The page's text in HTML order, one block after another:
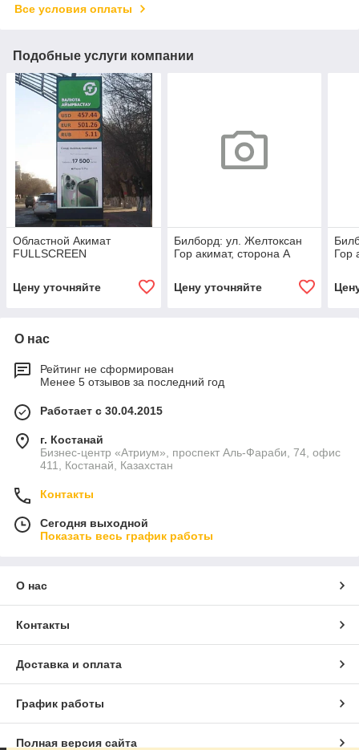
Все условия оплаты
Подобные услуги компании
Областной Акимат
FULLSCREEN
Цену уточняйте
Билборд: ул. Желтоксан
Гор акимат, сторона А
Цену уточняйте
Гор
О нас
Рейтинг не сформирован
Менее 5 отзывов за последний год
Работает с 30.04.2015
г. Костанай
Бизнес-центр «Атриум», проспект Аль-Фараби, 74, офис
411, Костанай, Казахстан
Контакты
Сегодня выходной
Показать весь график работы
О нас
Контакты
Доставка и оплата
График работы
Полная версия сайта